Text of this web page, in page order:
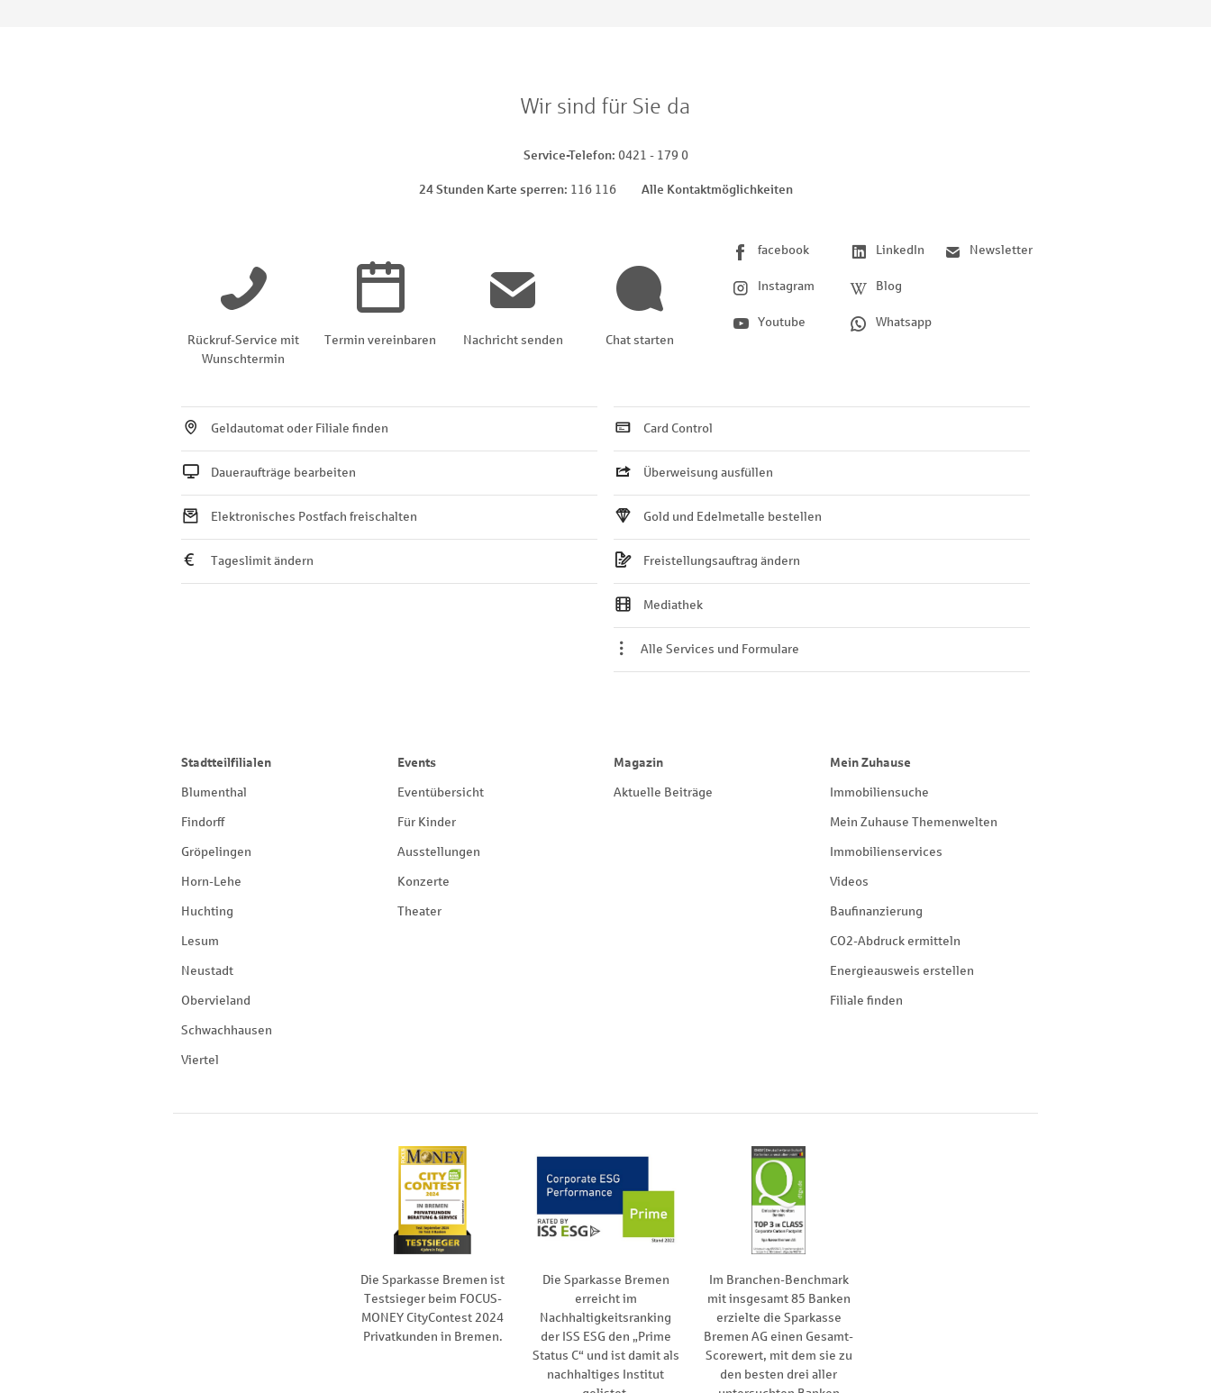
Wir sind für Sie da
Service-Telefon 0421 - 179 0
24 Stunden Karte sperren 116 116 Alle Kontaktmöglichkeiten
Rückruf-Service mit
Wunschtermin
Termin vereinbaren Nachricht senden Chat starten
facebook
Instagram
Youtube
LinkedIn
Blog
Whatsapp
Newsletter
Geldautomat oder Filiale finden
Daueraufträge bearbeiten
Elektronisches Postfach freischalten
Tageslimit ändern
Card Control
Überweisung ausfüllen
Gold und Edelmetalle bestellen
Freistellungsauftrag ändern
Mediathek
Alle Services und Formulare
Stadtteilfilialen
Blumenthal
Findorff
Gröpelingen
Horn-Lehe
Huchting
Lesum
Neustadt
Obervieland
Schwachhausen
Viertel
Events
Eventübersicht
Für Kinder
Ausstellungen
Konzerte
Theater
Magazin
Aktuelle Beiträge
Mein Zuhause
Immobiliensuche
Mein Zuhause Themenwelten
Immobilienservices
Videos
Baufinanzierung
CO2-Abdruck ermitteln
Energieausweis erstellen
Filiale finden
Die Sparkasse Bremen ist
Testsieger beim FOCUS-
MONEY CityContest 2024
Privatkunden in Bremen.
Die Sparkasse Bremen
erreicht im
Nachhaltigkeitsranking
der ISS ESG den „Prime
Status C“ und ist damit als
nachhaltiges Institut
Im Branchen-Benchmark
mit insgesamt 85 Banken
erzielte die Sparkasse
Bremen AG einen Gesamt-
Scorewert, mit dem sie zu
den besten drei aller